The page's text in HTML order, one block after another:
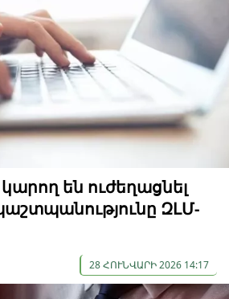
են ուժեղացնել
ԶԼՄ-
28 ՀՈՒՆՎԱՐԻ 2026 14:17